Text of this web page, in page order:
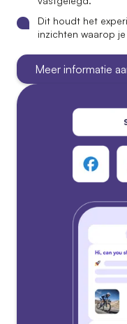
Dit houdt het
inzichten waarop
Meer informatie